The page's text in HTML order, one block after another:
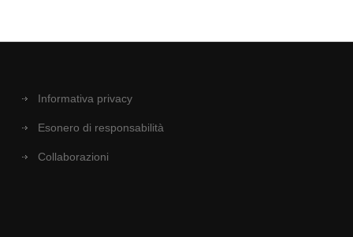
Informativa privacy
Esonero di responsabilità
Collaborazioni